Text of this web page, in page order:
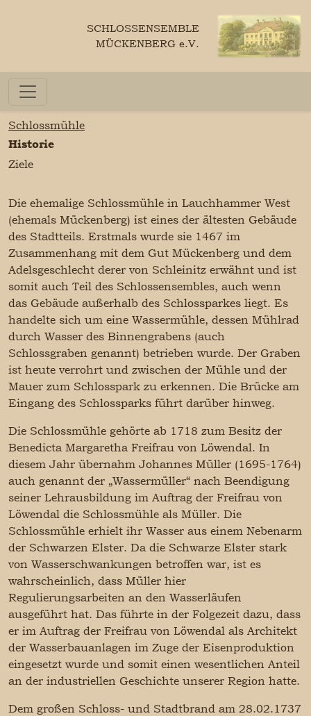
SCHLOSSENSEMBLE
MÜCKENBERG e.V.
Schlossmühle
Historie
Ziele
Die ehemalige Schlossmühle in Lauchhammer West
(ehemals Mückenberg) ist eines der ältesten Gebäude
des Stadtteils. Erstmals wurde sie 1467 im
Zusammenhang mit dem Gut Mückenberg und dem
Adelsgeschlecht derer von Schleinitz erwähnt und ist
somit auch Teil des Schlossensembles, auch wenn
das Gebäude außerhalb des Schlossparkes liegt. Es
handelte sich um eine Wassermühle, dessen Mühlrad
durch Wasser des Binnengrabens (auch
Schlossgraben genannt) betrieben wurde. Der Graben
ist heute verrohrt und zwischen der Mühle und der
Mauer zum Schlosspark zu erkennen. Die Brücke am
Eingang des Schlossparks führt darüber hinweg.
Die Schlossmühle gehörte ab 1718 zum Besitz der
Benedicta Margaretha Freifrau von Löwendal. In
diesem Jahr übernahm Johannes Müller (1695-1764)
auch genannt der „Wassermüller“ nach Beendigung
seiner Lehrausbildung im Auftrag der Freifrau von
Löwendal die Schlossmühle als Müller. Die
Schlossmühle erhielt ihr Wasser aus einem Nebenarm
der Schwarzen Elster. Da die Schwarze Elster stark
von Wasserschwankungen betroffen war, ist es
wahrscheinlich, dass Müller hier
Regulierungsarbeiten an den Wasserläufen
ausgeführt hat. Das führte in der Folgezeit dazu, dass
er im Auftrag der Freifrau von Löwendal als Architekt
der Wasserbauanlagen im Zuge der Eisenproduktion
eingesetzt wurde und somit einen wesentlichen Anteil
an der industriellen Geschichte unserer Region hatte.
Dem großen Schloss- und Stadtbrand am 28.02.1737